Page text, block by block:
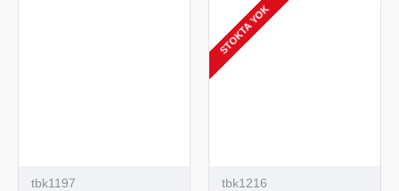
tbk1197
STOKTA YOK
tbk1216